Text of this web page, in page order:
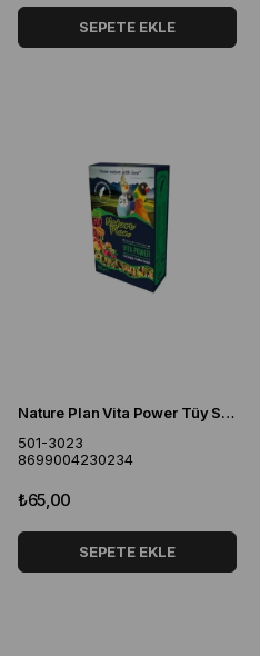
SEPETE EKLE
Nature Plan Vita Power Tüy Sağlığı 50 gr
501-3023
8699004230234
₺65,00
SEPETE EKLE